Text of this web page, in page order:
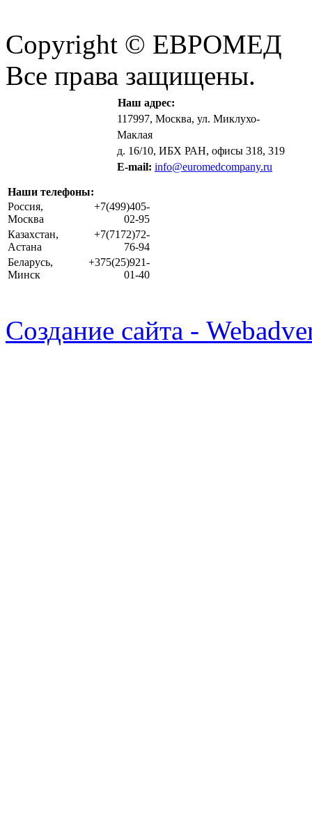
Copyright © ЕВРОМЕД
Все права защищены.
Наш адрес:
117997, Москва, ул. Миклухо-
Маклая
д. 16/10, ИБХ РАН, офисы 318, 319
E-mail: info@euromedcompany.ru
Наши телефоны:
Россия,
Москва
+7(499)405-
02-95
Казахстан,
Астана
+7(7172)72-
76-94
Беларусь,
Минск
+375(25)921-
01-40
Создание сайта -